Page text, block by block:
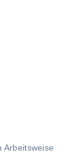
Arbeitsweise